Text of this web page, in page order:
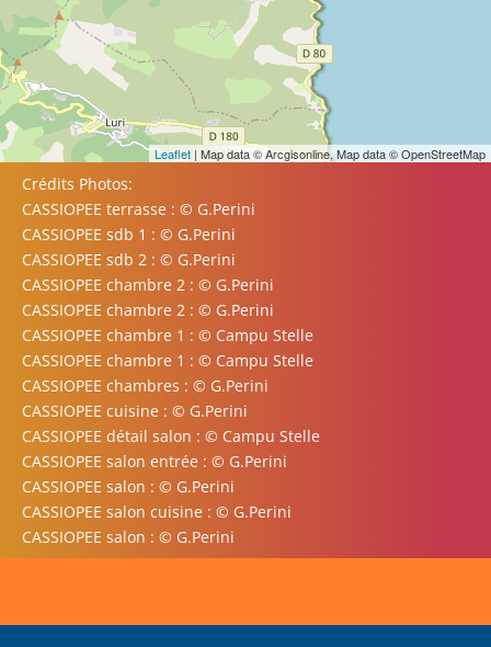
Leaflet | Map data © Arcgisonline, Map data © OpenStreetMap
Crédits Photos:
CASSIOPEE terrasse : © G.Perini
CASSIOPEE sdb 1 : © G.Perini
CASSIOPEE sdb 2 : © G.Perini
CASSIOPEE chambre 2 : © G.Perini
CASSIOPEE chambre 2 : © G.Perini
CASSIOPEE chambre 1 : © Campu Stelle
CASSIOPEE chambre 1 : © Campu Stelle
CASSIOPEE chambres : © G.Perini
CASSIOPEE cuisine : © G.Perini
CASSIOPEE détail salon : © Campu Stelle
CASSIOPEE salon entrée : © G.Perini
CASSIOPEE salon : © G.Perini
CASSIOPEE salon cuisine : © G.Perini
CASSIOPEE salon : © G.Perini